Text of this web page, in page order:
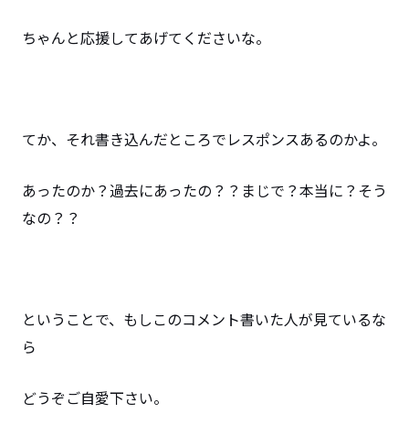
ちゃんと応援してあげてくださいな。
てか、それ書き込んだところでレスポンスあるのかよ。
あったのか？過去にあったの？？まじで？本当に？そう
なの？？
ということで、もしこのコメント書いた人が見ているな
ら
どうぞご自愛下さい。